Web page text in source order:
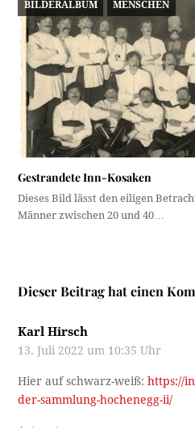
BILDERALBUM MENSCHEN
Gestrandete Inn-Kosaken
Dieses Bild lässt den eiligen
Männer zwischen 20 und 40…
Dieser Beitrag hat einen
Karl Hirsch
13. Juli 2022 um 10:35 Uhr
Hier auf schwarz-weiß:https://
der-sammlung-hochenegg-ii/